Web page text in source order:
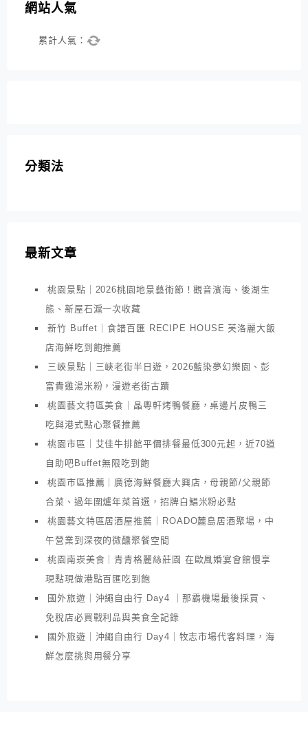
網站人氣
累計人氣：
分類法
最新文章
桃園景點｜2026桃園地景藝術節！觀音濱海、後湖生
態、新屋石滬一次收藏
新竹 Buffet｜食譜百匯 RECIPE HOUSE 芙洛麗大飯
店海鮮吃到飽推薦
三峽景點｜三峽老街半日遊，2026藍染夢幻樂園、彭
富貴雞湯米粉，漫遊老街古蹟
桃園藝文特區美食｜晶粵軒烤鴨餐廳，桌邊片皮鴨三
吃與港式點心聚餐推薦
桃園市區｜艾佳牛排館平價排餐最低300元起，近70道
自助吧Buffet無限吃到飽
桃園市區推薦｜廣德海鮮餐廳大興店，母親節/父親節
合菜、過年圍爐年菜首選，招牌白鯧米粉必點
桃園藝文特區居酒屋推薦｜ROADO麓島居酒聚場，中
午營業到深夜的微醺聚餐空間
桃園南崁美食｜青青格麗絲莊園 在歐風婚宴會館慢享
現點現做港點百匯吃到飽
國外旅遊｜沖繩自由行 Day4 ｜那霸機場最後採買、
免稅店必買戰利品與美食全記錄
國外旅遊｜沖繩自由行 Day4｜牧志市場代客料理，海
鮮怎麼挑與用餐分享